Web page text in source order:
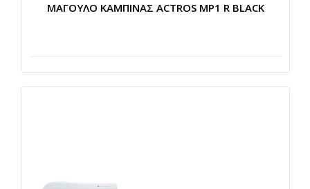
ΜΑΓΟΥΛΟ ΚΑΜΠΙΝΑΣ ACTROS MP1 R BLACK